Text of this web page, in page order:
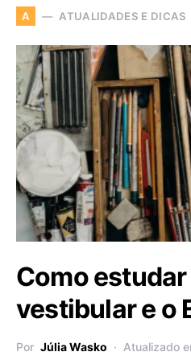
A ATUALIDADES E DICAS
Como
vestibular e o
Por Júlia Wasko Atualizado